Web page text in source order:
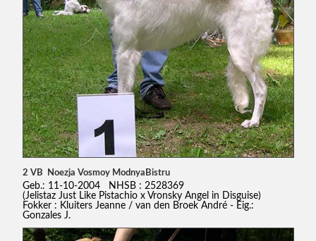
2 VB Noezja Vosmoy ModnyaBistru
Geb.: 11-10-2004 NHSB : 2528369
(Jelistaz Just Like Pistachio x Vronsky Angel in Disguise)
Fokker : Kluiters Jeanne / van den Broek André - Eig.:
Gonzales J.